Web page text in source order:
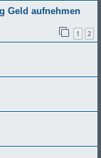
Geld aufnehmen
1 2